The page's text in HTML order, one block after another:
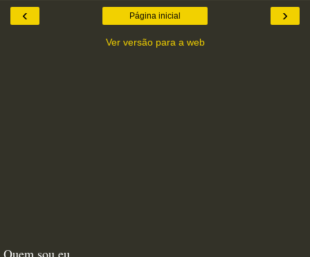
‹ ›
Página inicial
Ver versão para a web
Quem sou eu